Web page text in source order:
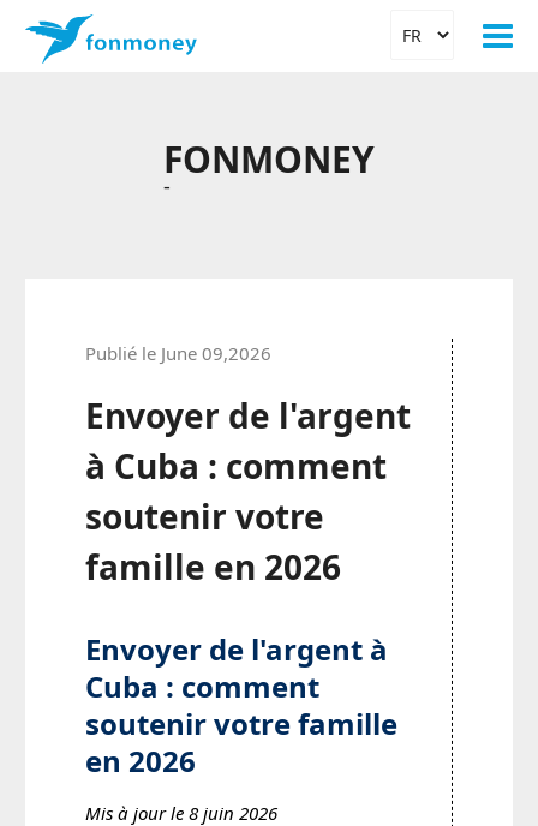
FONMONEY
-
Publié le June 09,2026
Envoyer de l'argent
à Cuba : comment
soutenir votre
famille en 2026
Envoyer de l'argent à
Cuba : comment
soutenir votre famille
en 2026
Mis à jour le 8 juin 2026